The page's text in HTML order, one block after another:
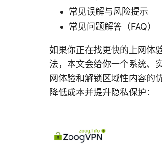
常见误解与风险提示
常见问题解答（FAQ）
如果你正在找更快的上网体
法，本文会给你一个系统、
网体验和解锁区域性内容的
降低成本并提升隐私保护：